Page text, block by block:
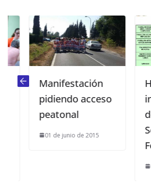
Manifestación
pidiendo acceso
peatonal
01 de junio de 2015
01